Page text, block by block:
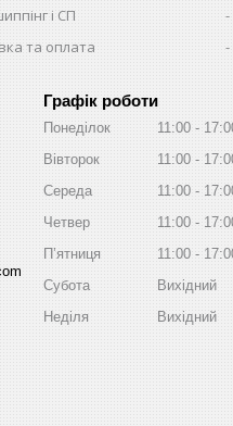
і СП
та оплата
Графік роботи
Понеділок 11:00
Вівторок
11:00
Середа
11:00
Четвер
11:00
Пʼятниця
11:00
Субота
Вихідний
Неділя
Вихідний